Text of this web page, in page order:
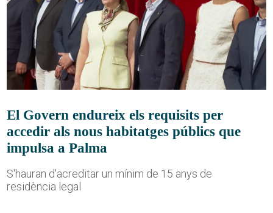
El Govern endureix els requisits per
accedir als nous habitatges públics que
impulsa a Palma
S'hauran d'acreditar un mínim de 15 anys de
residència legal